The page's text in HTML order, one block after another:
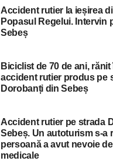
Accident rutier la ieșirea
Popasul Regelui. Intervin
Sebeș
Biciclist de 70 de ani, rănit
accident rutier produs pe
Dorobanți din Sebeș
Accident rutier pe strada
Sebeș. Un autoturism s-a
persoană a avut nevoie
medicale